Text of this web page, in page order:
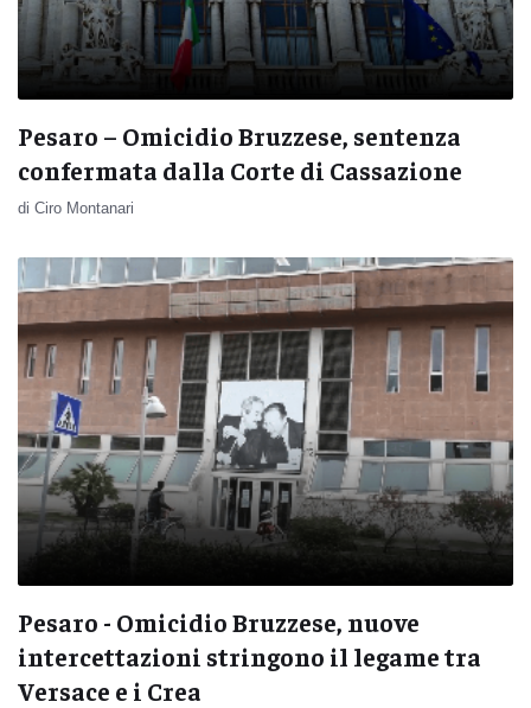
Pesaro – Omicidio Bruzzese, sentenza
confermata dalla Corte di Cassazione
di Ciro Montanari
Pesaro - Omicidio Bruzzese, nuove
intercettazioni stringono il legame tra
Versace e i Crea